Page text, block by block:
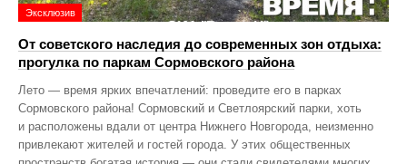
Эксклюзив
От советского наследия до современных зон отдыха:
прогулка по паркам Сормовского района
Лето — время ярких впечатлений: проведите его в парках
Сормовского района! Сормовский и Светлоярский парки, хоть
и расположены вдали от центра Нижнего Новгорода, неизменно
привлекают жителей и гостей города. У этих общественных